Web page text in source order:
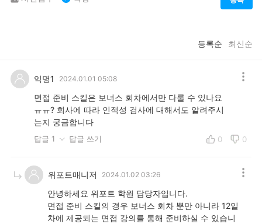
등록순 최신순
익명1 2024.01.01 05:08
면접 준비 스킬은 보너스 회차에서만 다룰 수 있나요
ㅠㅠ? 회사에 따라 인적성 검사에 대해서도 알려주시
는지 궁금합니다
답글 1 답글 쓰기 0 0
위포트매니저 2024.01.02 03:26
안녕하세요 위포트 학원 담당자입니다.
면접 준비 스킬의 경우 보너스 회차 뿐만 아니라 12일
차에 제공되는 면접 강의를 통해 준비하실 수 있습니